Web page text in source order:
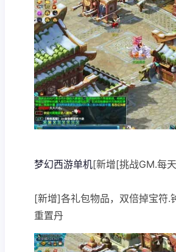
梦幻西游单机[新增[挑战GM.每
[新增]各礼包物品，双倍掉宝符.
重置丹